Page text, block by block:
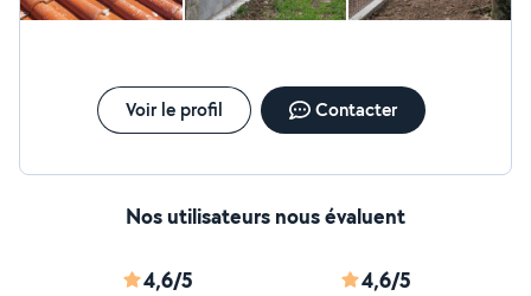
Voir le profil Contacter
Nos utilisateurs nous évaluent
4,6/5 4,6/5